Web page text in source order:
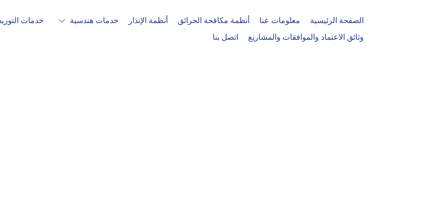
الصفحة الرئيسية معلومات عنا أنظمة مكافحة الحرائق أنظمة الإنذار خدمات هندسية
خدمات
وثائق الاعتماد والموافقات والمشاريع
اتصل بنا